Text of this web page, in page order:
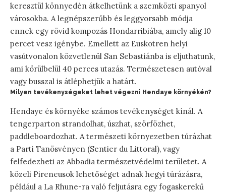
keresztül könnyedén átkelhetünk a szemközti spanyol
városokba. A legnépszerűbb és leggyorsabb módja
ennek egy rövid kompozás Hondarribiába, amely alig 10
percet vesz igénybe. Emellett az Euskotren helyi
vasútvonalon közvetlenül San Sebastiánba is eljuthatunk,
ami körülbelül 40 perces utazás. Természetesen autóval
vagy busszal is átléphetjük a határt.
Milyen tevékenységeket lehet végezni Hendaye környékén?
Hendaye és környéke számos tevékenységet kínál. A
tengerparton strandolhat, úszhat, szörfözhet,
paddleboardozhat. A természeti környezetben túrázhat
a Parti Tanösvényen (Sentier du Littoral), vagy
felfedezheti az Abbadia természetvédelmi területet. A
közeli Pireneusok lehetőséget adnak hegyi túrázásra,
például a La Rhune-ra való feljutásra egy fogaskerekű